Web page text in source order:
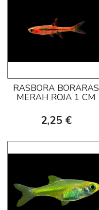
RASBORA BORARAS
MERAH ROJA 1 CM
2,25 €